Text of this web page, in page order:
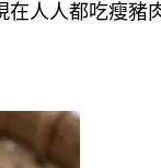
人人都吃瘦豬